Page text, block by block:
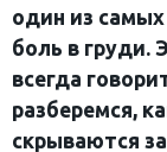
один из самых
боль в груди.
всегда
разберемся,
скрываются